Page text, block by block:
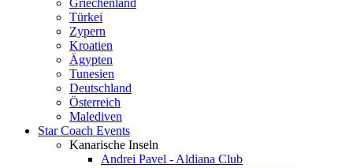
Griechenland
Türkei
Zypern
Kroatien
Ägypten
Tunesien
Deutschland
Österreich
Malediven
Star Coach Events
Kanarische Inseln
Andrei Pavel - Aldiana Club